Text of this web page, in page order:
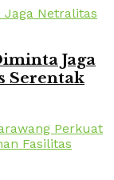
Jaga
Serentak